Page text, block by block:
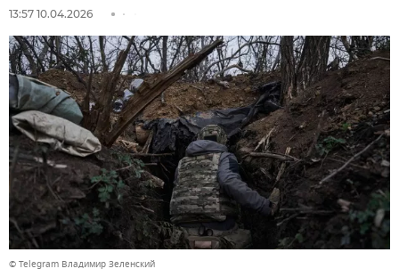
13:57 10.04.2026
© Telegram Владимир Зеленский